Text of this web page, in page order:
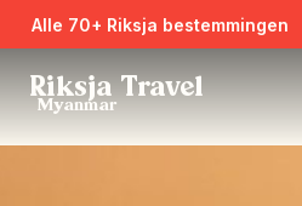
Alle 70+ Riksja bestemmingen
Riksja Travel
Myanmar